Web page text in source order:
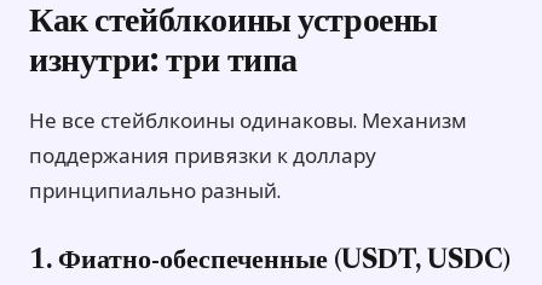
Как стейблкоины устроены
изнутри: три типа
Не все стейблкоины одинаковы. Механизм
поддержания привязки к доллару
принципиально разный.
1. Фиатно-обеспеченные (USDT, USDC)